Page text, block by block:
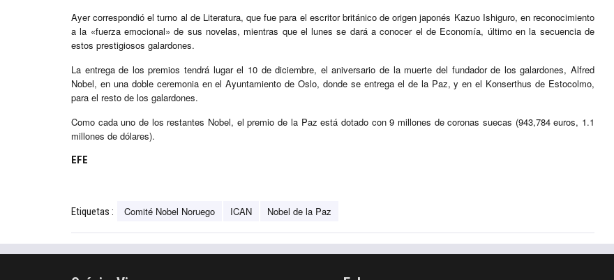
Ayer correspondió el turno al de Literatura, que fue para el escritor británico de origen japonés Kazuo Ishiguro, en reconocimiento
a la «fuerza emocional» de sus novelas, mientras que el lunes se dará a conocer el de Economía, último en la secuencia de
estos prestigiosos galardones.
La entrega de los premios tendrá lugar el 10 de diciembre, el aniversario de la muerte del fundador de los galardones, Alfred
Nobel, en una doble ceremonia en el Ayuntamiento de Oslo, donde se entrega el de la Paz, y en el Konserthus de Estocolmo,
para el resto de los galardones.
Como cada uno de los restantes Nobel, el premio de la Paz está dotado con 9 millones de coronas suecas (943,784 euros, 1.1
millones de dólares).
EFE
Etiquetas : Comité Nobel Noruego ICAN Nobel de la Paz